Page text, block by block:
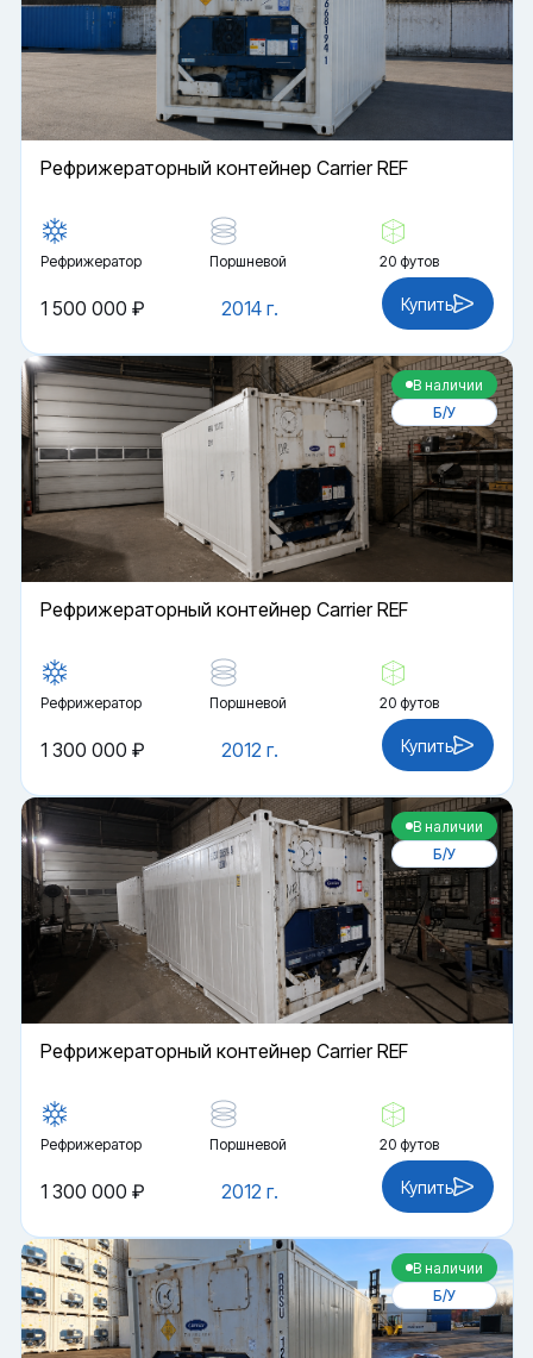
Рефрижераторный контейнер Carrier REF
Рефрижератор Поршневой 20 футов
2014 г.
1 500 000 ₽ Купить
В наличии
Б/У
Рефрижераторный контейнер Carrier REF
Рефрижератор Поршневой 20 футов
2012 г.
1 300 000 ₽ Купить
В наличии
Б/У
Рефрижераторный контейнер Carrier REF
Рефрижератор Поршневой 20 футов
2012 г.
1 300 000 ₽ Купить
В наличии
Б/У